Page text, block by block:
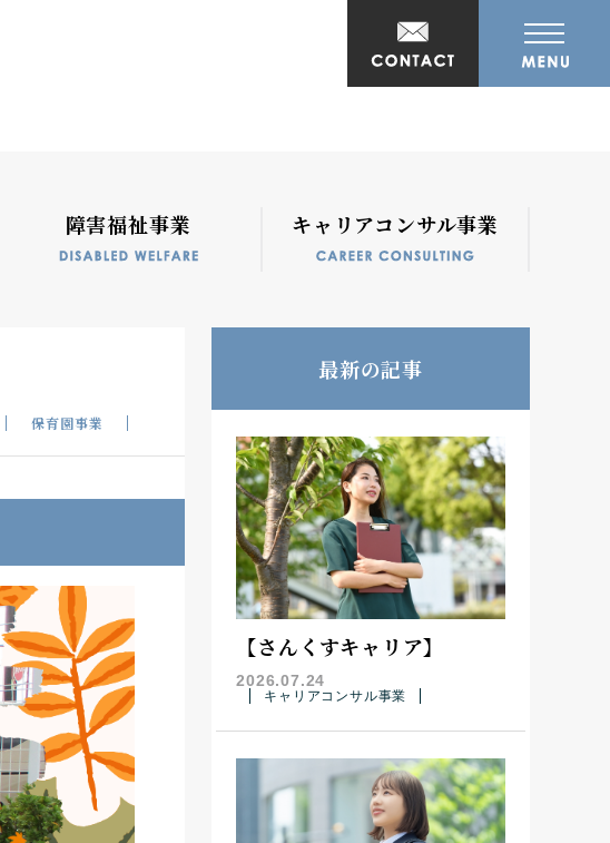
障害福祉事業 キャリアコンサル事業
保育園事業
最新の記事
【さんくすキャリア】
2026.07.24
キャリアコンサル事業